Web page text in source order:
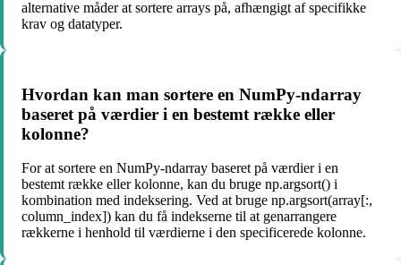
alternative måder at sortere arrays på, afhængigt af specifikke
krav og datatyper.
Hvordan kan man sortere en NumPy-ndarray
baseret på værdier i en bestemt række eller
kolonne?
For at sortere en NumPy-ndarray baseret på værdier i en
bestemt række eller kolonne, kan du bruge np.argsort() i
kombination med indeksering. Ved at bruge np.argsort(array[:,
column_index]) kan du få indekserne til at genarrangere
rækkerne i henhold til værdierne i den specificerede kolonne.